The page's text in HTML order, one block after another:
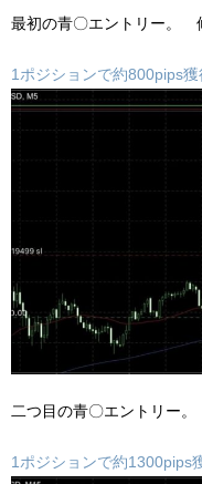
最初の青〇エントリー。
1ポジションで約800pips獲
二つ目の青〇エントリー
1ポジションで約1300pips